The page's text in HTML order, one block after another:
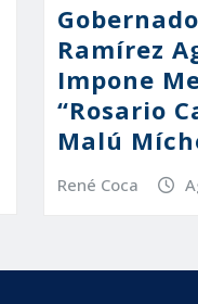
Ramírez
Impone
“Rosario
Malú
René Coca